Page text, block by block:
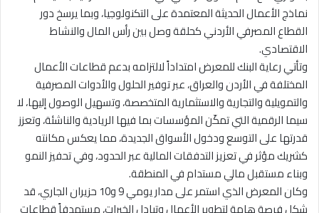
نماذج الأعمال الحديثة المعتمدة على التكنولوجيا، وبما يرسخ دور
القطاع المصرفي الأردني كحلقة وصل بين رأس المال والنشاط
الاقتصادي.
وتأتي رعاية البنك للمعرض امتداداً لالتزامه بدعم قطاعات الأعمال
المختلفة في الأردن والعراق، عبر توفير الحلول والأدوات المصرفية
والتمويلية والتجارية والاستثمارية المتخصصة، وتسهيل الوصول إليها، لا
سيما الرقمية التي تمكّن المؤسسات بما فيها الريادية والناشئة، وتعزز
قدرتها على التوسع ودخول الأسواق الجديدة، مما يعكس مكانته
كشريك مؤثر في تعزيز التدفقات المالية عبر الحدود، وفي تحفيز النمو
وبناء مستقبل مالي مستدام في المنطقة.
وكان المعرض الذي استمر على مدار يومي 9 و10 حزيران الجاري، قد